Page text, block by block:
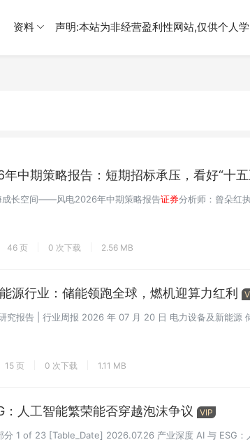
资料 声明:本站为非经营盈利性网站,仅供个人
中期策略报告：短期招标承压，看好“十
成长空间——风电2026年中期策略报告证券分析师：曾朵红
46 页 0 次下载 2.56 MB
源行业：储能领跑全球，燃机迎算力红利
究报告 | 行业周报 2026 年 07 月 20 日 电力设备及新能源
15 页 0 次下载 1.11 MB
：人工智能繁荣能否穿越泡沫争议 VIP
分 1 of 23 [Table_Date] 2026.07.26 产业深度 AI 与 ESG